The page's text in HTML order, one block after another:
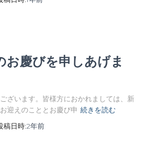
お慶びを申しあげま
ざいます。皆様方におかれましては、新
迎えのこととお慶び申 続きを読む
稿日時:2年前